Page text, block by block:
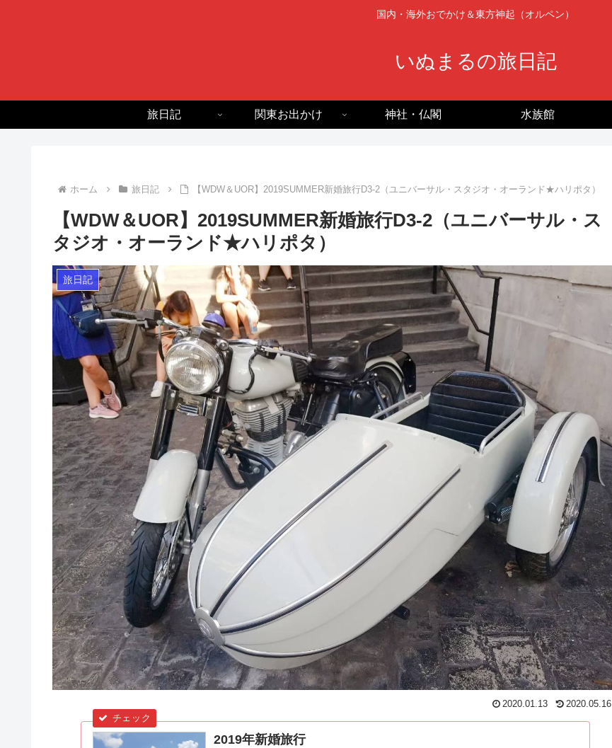
国内・海外おでかけ＆東方神起（オルペン）
いぬまるの旅日記
旅日記 関東お出かけ 神社・仏閣 水族館
ホーム 旅日記 【WDW＆UOR】2019SUMMER新婚旅行D3-2（ユニバーサル・スタジオ・オーランド★ハリポタ）
【WDW＆UOR】2019SUMMER新婚旅行D3-2（ユニバーサル・ス
タジオ・オーランド★ハリポタ）
旅日記
2020.01.13 2020.05.16
2019年新婚旅行